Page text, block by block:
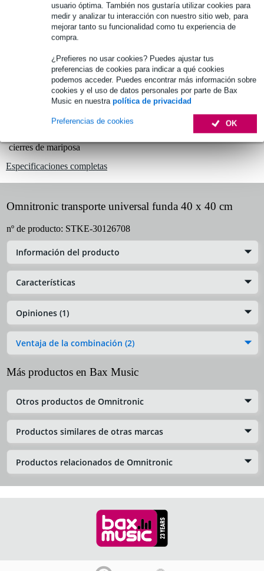
usuario óptima. También nos gustaría utilizar cookies para
medir y analizar tu interacción con nuestro sitio web, para
mejorar tanto su funcionalidad como tu experiencia de
compra.
¿Prefieres no usar cookies? Puedes ajustar tus
preferencias de cookies para indicar a qué cookies
podemos acceder. Puedes encontrar más información sobre
cookies y el uso de datos personales por parte de Bax
Music en nuestra política de privacidad
OK
Preferencias de cookies
Pedido antes de 23:00 = lunes en casa
Más de 48.000 artículos en stock
1.250 marcas líderes
Información del producto
flight case universal
cierres de mariposa
Especificaciones completas
Omnitronic transporte universal funda 40 x 40 cm
nº de producto: STKE-30126708
Información del producto
Características
Opiniones (1)
Ventaja de la combinación (2)
Más productos en Bax Music
Otros productos de Omnitronic
Productos similares de otras marcas
Productos relacionados de Omnitronic